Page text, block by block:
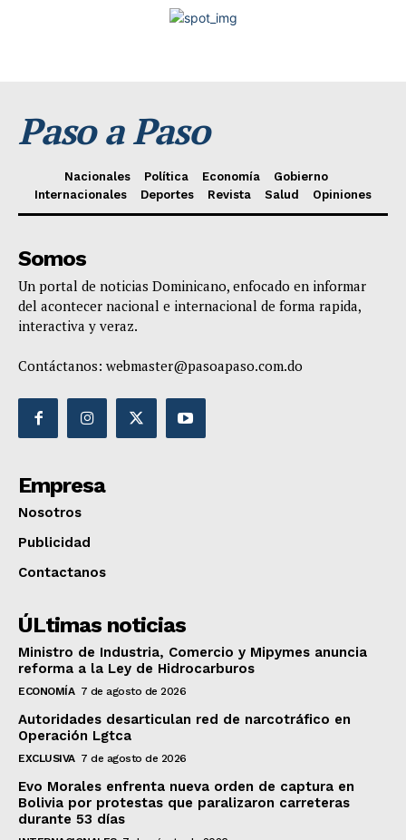
Paso a Paso
Nacionales Política Economía
Gobierno
Internacionales
Deportes Revista Salud Opiniones
Somos
Un portal de noticias Dominicano, enfocado en informar
del acontecer nacional e internacional de forma rapida,
interactiva y veraz.
Contáctanos: webmaster@pasoapaso.com.do
Empresa
Nosotros
Publicidad
Contactanos
ÚLtimas noticias
Ministro de Industria, Comercio y Mipymes anuncia
reforma a la Ley de Hidrocarburos
ECONOMÍA 7 de agosto de 2026
Autoridades desarticulan red de narcotráfico en
Operación Lgtca
EXCLUSIVA 7 de agosto de 2026
Evo Morales enfrenta nueva orden de captura en
Bolivia por protestas que paralizaron carreteras
durante 53 días